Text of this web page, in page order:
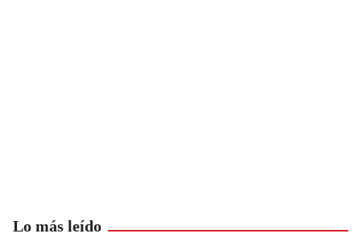
Lo más leído